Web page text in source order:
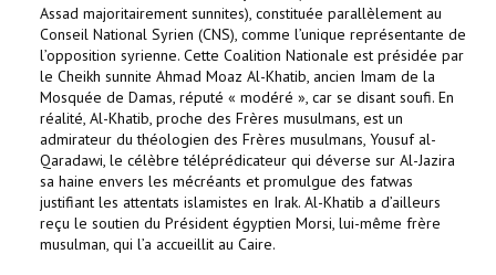
Assad majoritairement sunnites), constituée parallèlement au
Conseil National Syrien (CNS), comme l’unique représentante de
l’opposition syrienne. Cette Coalition Nationale est présidée par
le Cheikh sunnite Ahmad Moaz Al-Khatib, ancien Imam de la
Mosquée de Damas, réputé « modéré », car se disant soufi. En
réalité, Al-Khatib, proche des Frères musulmans, est un
admirateur du théologien des Frères musulmans, Yousuf al-
Qaradawi, le célèbre téléprédicateur qui déverse sur Al-Jazira
sa haine envers les mécréants et promulgue des fatwas
justifiant les attentats islamistes en Irak. Al-Khatib a d’ailleurs
reçu le soutien du Président égyptien Morsi, lui-même frère
musulman, qui l’a accueillit au Caire.